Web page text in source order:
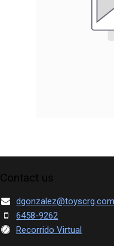
Contact us
dgonzalez@toyscrg.com
6458-9262
Recorrido Virtual